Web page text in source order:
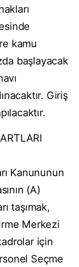
kamu
başlayacak
Giriş
Kanununun
(A)
taşımak,
Merkezi
için
Seçme